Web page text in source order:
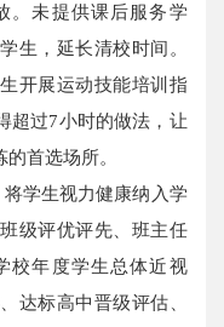
。未提供课后服务学
生，延长清校时间。
开展运动技能培训指
超过7小时的做法，让
首选场所。
学生视力健康纳入学
级评优评先、班主任
校年度学生总体近视
达标高中晋级评估、